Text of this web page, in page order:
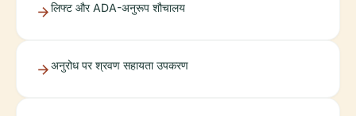
लिफ्ट और ADA-अनुरूप शौचालय
अनुरोध पर श्रवण सहायता उपकरण